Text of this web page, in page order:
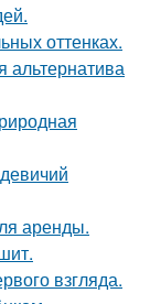
оттенках.
аренды.
взгляда.